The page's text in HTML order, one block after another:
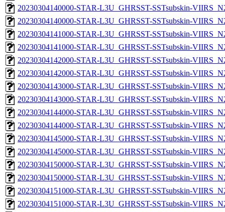
20230304140000-STAR-L3U_GHRSST-SSTsubskin-
20230304140000-STAR-L3U_GHRSST-SSTsubskin-
20230304141000-STAR-L3U_GHRSST-SSTsubskin-
20230304141000-STAR-L3U_GHRSST-SSTsubskin-
20230304142000-STAR-L3U_GHRSST-SSTsubskin-
20230304142000-STAR-L3U_GHRSST-SSTsubskin-
20230304143000-STAR-L3U_GHRSST-SSTsubskin-
20230304143000-STAR-L3U_GHRSST-SSTsubskin-
20230304144000-STAR-L3U_GHRSST-SSTsubskin-
20230304144000-STAR-L3U_GHRSST-SSTsubskin-
20230304145000-STAR-L3U_GHRSST-SSTsubskin-
20230304145000-STAR-L3U_GHRSST-SSTsubskin-
20230304150000-STAR-L3U_GHRSST-SSTsubskin-
20230304150000-STAR-L3U_GHRSST-SSTsubskin-
20230304151000-STAR-L3U_GHRSST-SSTsubskin-
20230304151000-STAR-L3U_GHRSST-SSTsubskin-